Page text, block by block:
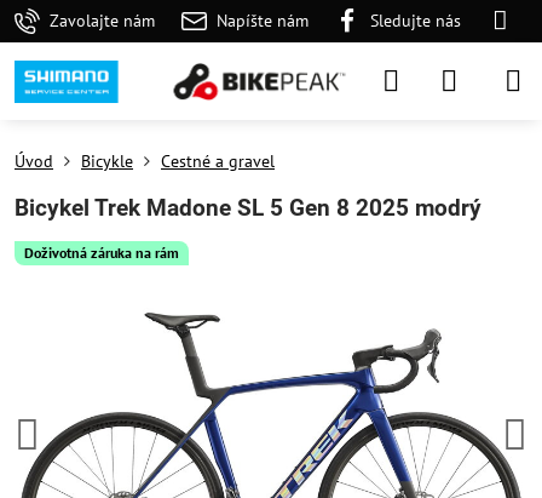
Zavolajte nám Napíšte nám Sledujte nás
Doživotná záruka na rám
Úvod Bicykle Cestné a gravel
Bicykel Trek Madone SL 5 Gen 8 2025 modrý